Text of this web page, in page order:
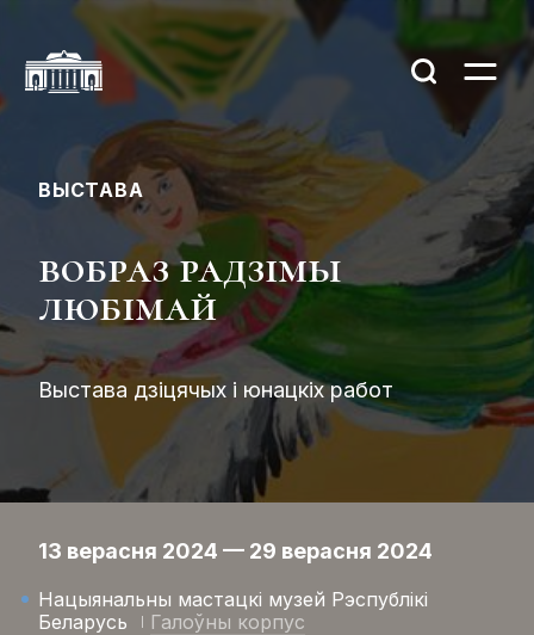
ВЫСТАВА
вобраз радзімы
любімай
Выстава дзіцячых і юнацкіх работ
13 верасня 2024 — 29 верасня 2024
Нацыянальны мастацкі музей Рэспублікі
Беларусь
Галоўны корпус